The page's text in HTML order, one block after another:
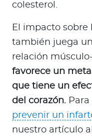
colesterol.
El impacto sobre
también juega
relación
favorece un
que tiene un
del corazón.
prevenir un
nuestro artículo